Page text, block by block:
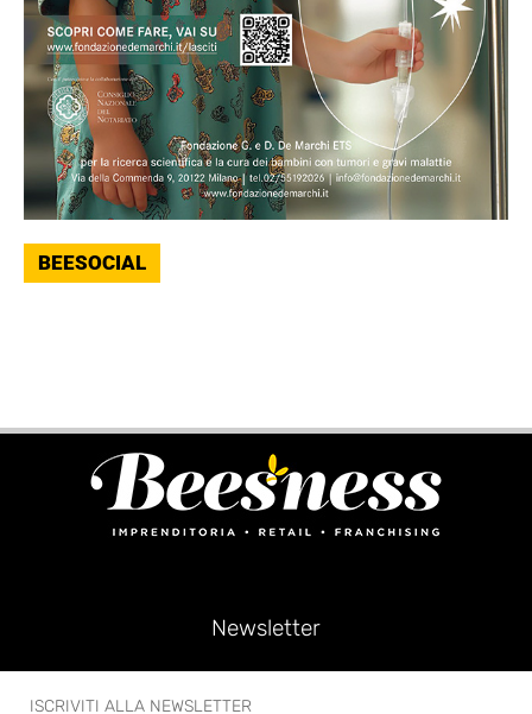
BEESOCIAL
Newsletter